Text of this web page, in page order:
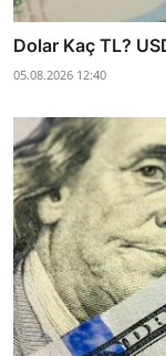
Dolar Kaç TL?
05.08.2026 12:40